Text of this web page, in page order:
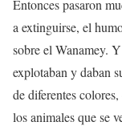
Entonces pasaron
a extinguirse, el
sobre el Wanamey.
explotaban y daban
de diferentes
los animales que se